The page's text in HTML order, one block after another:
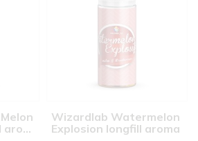
Wizardlab Watermelon
Explosion longfill aroma